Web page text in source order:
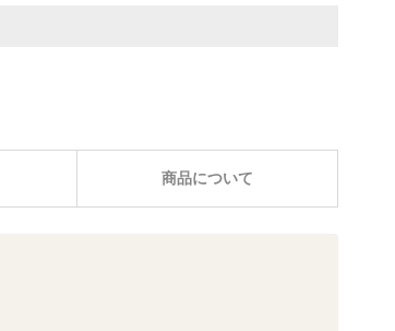
商品について